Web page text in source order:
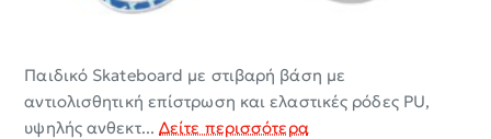
Παιδικό Skateboard με στιβαρή βάση με
αντιολισθητική επίστρωση και ελαστικές ρόδες PU,
υψηλής ανθεκτ...Δείτε περισσότερα